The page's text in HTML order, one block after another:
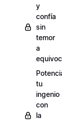
y
confía
sin
temor
a
tu
ingenio
con
la